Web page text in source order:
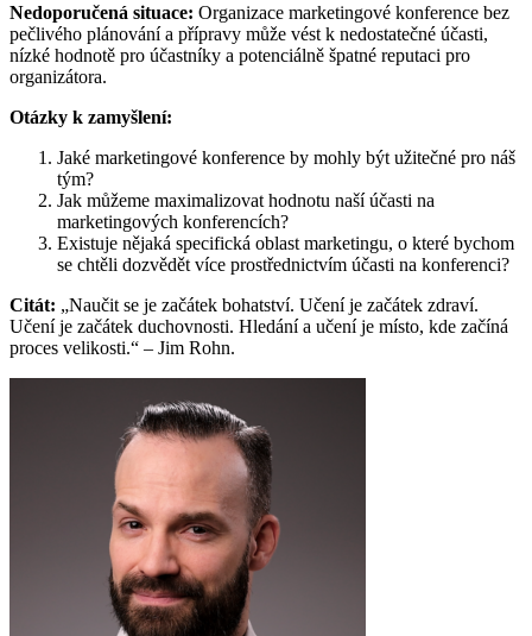
Nedoporučená situace: Organizace marketingové konference bez
pečlivého plánování a přípravy může vést k nedostatečné účasti,
nízké hodnotě pro účastníky a potenciálně špatné reputaci pro
organizátora.
Otázky k zamyšlení:
Jaké marketingové konference by mohly být užitečné pro náš
tým?
Jak můžeme maximalizovat hodnotu naší účasti na
marketingových konferencích?
Existuje nějaká specifická oblast marketingu, o které bychom
se chtěli dozvědět více prostřednictvím účasti na konferenci?
Citát: „Naučit se je začátek bohatství. Učení je začátek zdraví.
Učení je začátek duchovnosti. Hledání a učení je místo, kde začíná
proces velikosti.“ – Jim Rohn.